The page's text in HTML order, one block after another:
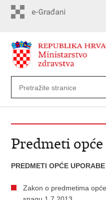
Predmeti
PREDMETI OPĆE UPORABE
Zakon o predmetima